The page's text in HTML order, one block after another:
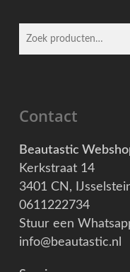
Zoeken
Contact
Beautastic
Kerkstraat 14
3401 CN,
0611222734
Stuur een
info@beautastic.nl